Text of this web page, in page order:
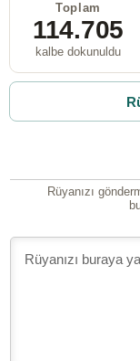
Toplam
114.705
kalbe dokunuldu
Rüyanızı